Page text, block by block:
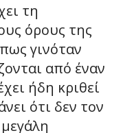
τη
όρους της
γινόταν
από έναν
ήδη κριθεί
ότι δεν τον